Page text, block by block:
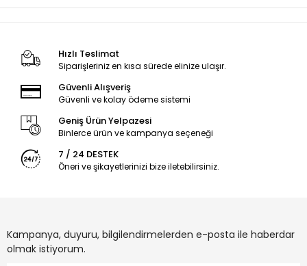
Hızlı Teslimat
Siparişleriniz en kısa sürede elinize ulaşır.
Güvenli Alışveriş
Güvenli ve kolay ödeme sistemi
Geniş Ürün Yelpazesi
Binlerce ürün ve kampanya seçeneği
7 / 24 DESTEK
Öneri ve şikayetlerinizi bize iletebilirsiniz.
Kampanya, duyuru, bilgilendirmelerden e-posta ile haberdar
olmak istiyorum.